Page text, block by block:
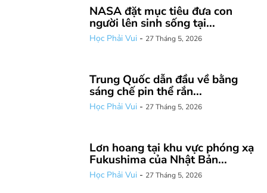
NASA đặt mục tiêu đưa con
người lên sinh sống tại...
Học Phải Vui - 27 Tháng 5, 2026
Trung Quốc dẫn đầu về bằng
sáng chế pin thể rắn...
Học Phải Vui - 27 Tháng 5, 2026
Lơn hoang tại khu vực phóng xạ
Fukushima của Nhật Bản...
Học Phải Vui - 27 Tháng 5, 2026